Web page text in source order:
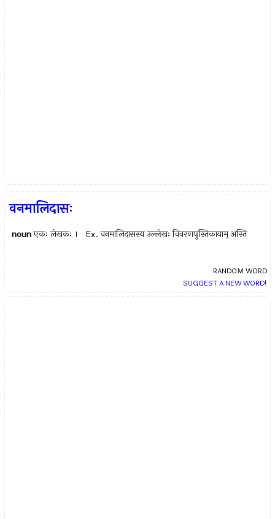
वनमालिदासः
noun एकः लेखकः । Ex.वनमालिदासस्य उल्लेखः विवरणपुस्तिकायाम् अस्ति
RANDOM WORD
SUGGEST A NEW WORD!